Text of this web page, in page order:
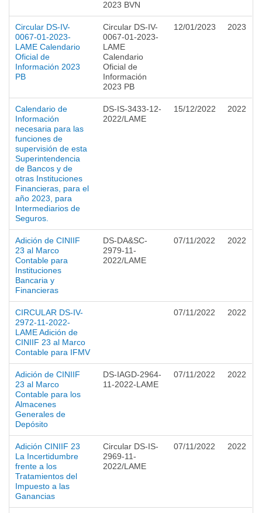
2023 BVN
Circular DS-IV-
0067-01-2023-
LAME Calendario
Oficial de
Información 2023
PB
Circular DS-IV-
0067-01-2023-
LAME
Calendario
Oficial de
Información
2023 PB
12/01/2023 2023
Calendario de
Información
necesaria para las
funciones de
supervisión de esta
Superintendencia
de Bancos y de
otras Instituciones
Financieras, para el
año 2023, para
Intermediarios de
Seguros.
DS-IS-3433-12-
2022/LAME
15/12/2022 2022
Adición de CINIIF
23 al Marco
Contable para
Instituciones
Bancaria y
Financieras
DS-DA&SC-
2979-11-
2022/LAME
07/11/2022 2022
CIRCULAR DS-IV-
2972-11-2022-
LAME Adición de
CINIIF 23 al Marco
Contable para IFMV
07/11/2022 2022
Adición de CINIIF
23 al Marco
Contable para los
Almacenes
Generales de
Depósito
DS-IAGD-2964-
11-2022-LAME
07/11/2022 2022
Adición CINIIF 23
La Incertidumbre
frente a los
Tratamientos del
Impuesto a las
Ganancias
Circular DS-IS-
2969-11-
2022/LAME
07/11/2022 2022